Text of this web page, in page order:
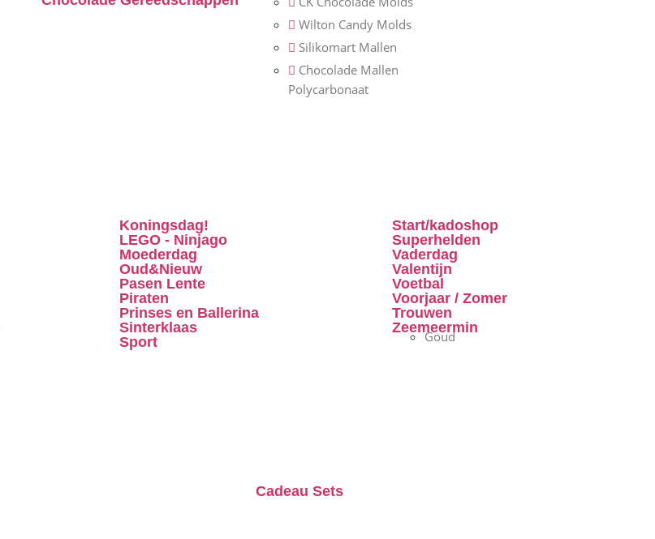
Wilton Candy Molds
Silikomart Mallen
Chocolade Mallen
Polycarbonaat
Koningsdag!
LEGO - Ninjago
Moederdag
Oud&Nieuw
Pasen Lente
Piraten
Prinses en Ballerina
Sinterklaas
Sport
Start/kadoshop
Superhelden
Vaderdag
Valentijn
Voetbal
Voorjaar / Zomer
Trouwen
Zeemeermin
Goud
Cadeau Sets